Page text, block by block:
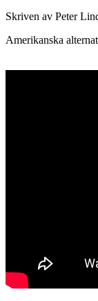
Skriven av Peter
Amerikanska